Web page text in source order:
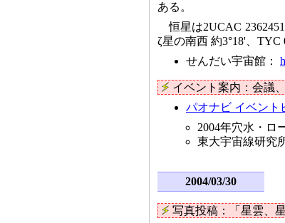
ある。
恒星は2UCAC
ζ星の南西 約3°18'、
せんだい宇宙館：
イベント案内：会議
パオナビ イベント
2004年穴水・ロ
東大宇宙線研究
2004/03/30
写真投稿：「星雲、